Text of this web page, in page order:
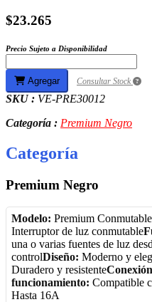
$23.265
Precio Sujeto a Disponibilidad
Agregar Consultar Stock
SKU : VE-PRE30012
Categoría : Premium Negro
Categoría
Premium Negro
Modelo: Premium
Interruptor de luz conmutable
una o varias fuentes de luz
controlDiseño: Moderno y
Duradero y resistente
funcionamiento: Compatible
Hasta 16A